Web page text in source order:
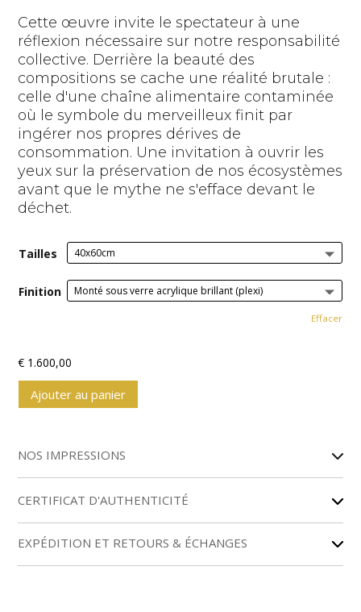
Cette œuvre invite le spectateur à une
réflexion nécessaire sur notre responsabilité
collective. Derrière la beauté des
compositions se cache une réalité brutale :
celle d'une chaîne alimentaire contaminée
où le symbole du merveilleux finit par
ingérer nos propres dérives de
consommation. Une invitation à ouvrir les
yeux sur la préservation de nos écosystèmes
avant que le mythe ne s'efface devant le
déchet.
Tailles
Finition
Effacer
€ 1.600,00
Ajouter au panier
t
e
t
i
NOS IMPRESSIONS
CERTIFICAT D'AUTHENTICITÉ
EXPÉDITION ET RETOURS & ÉCHANGES